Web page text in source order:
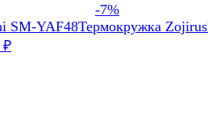
-7%
Термокружка
₽